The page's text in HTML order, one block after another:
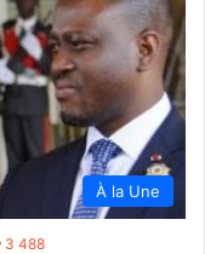
À la Une
3 488